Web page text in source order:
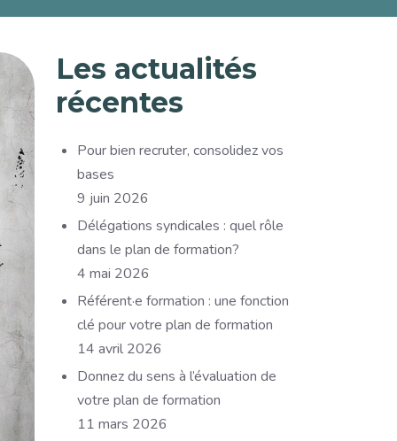
Les actualités
récentes
Pour bien recruter, consolidez vos
bases
9 juin 2026
Délégations syndicales : quel rôle
dans le plan de formation?
4 mai 2026
Référent·e formation : une fonction
clé pour votre plan de formation
14 avril 2026
Donnez du sens à l’évaluation de
votre plan de formation
11 mars 2026